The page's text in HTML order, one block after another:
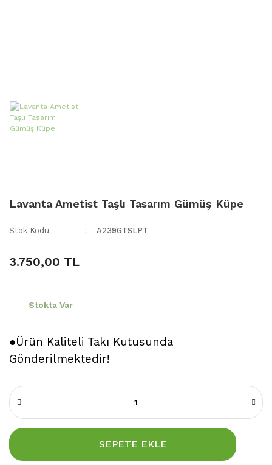
Lavanta Ametist Taşlı Tasarım Gümüş Küpe
Stok Kodu A239GTSLPT
3.750,00 TL
Stokta Var
●Ürün Kaliteli Takı Kutusunda
Gönderilmektedir!
SEPETE EKLE